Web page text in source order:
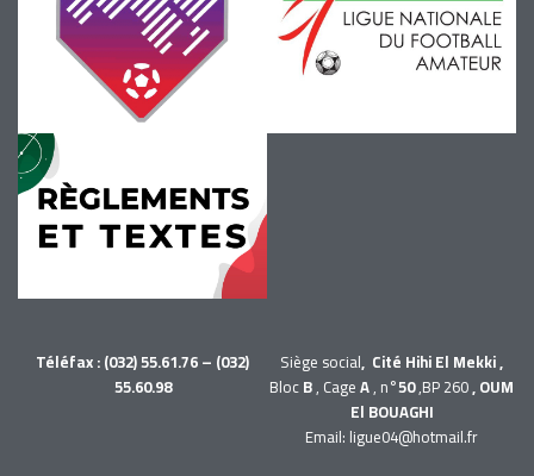
Siège social, Cité Hihi El Mekki ,
BlocB, CageA, n°50,BP 260, OUM
El BOUAGHI
Téléfax : (032) 55.61.76 – (032)
55.60.98
Email: ligue04@hotmail.fr